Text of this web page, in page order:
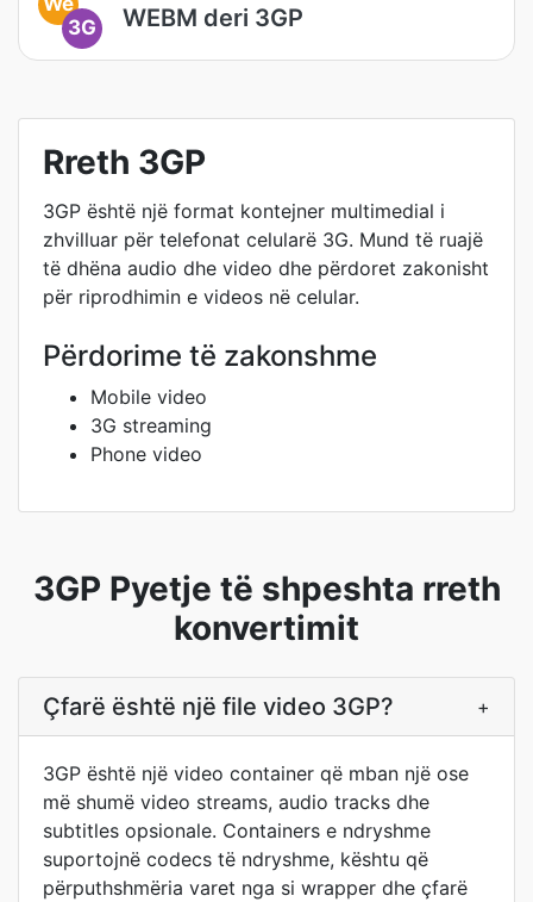
3G
WEBM deri 3GP
Rreth 3GP
3GP është një format kontejner multimedial i
zhvilluar për telefonat celularë 3G. Mund të ruajë
të dhëna audio dhe video dhe përdoret zakonisht
për riprodhimin e videos në celular.
Përdorime të zakonshme
Mobile video
3G streaming
Phone video
3GP Pyetje të shpeshta rreth
konvertimit
Çfarë është një file video 3GP? +
3GP është një video container që mban një ose
më shumë video streams, audio tracks dhe
subtitles opsionale. Containers e ndryshme
suportojnë codecs të ndryshme, kështu që
përputhshmëria varet nga si wrapper dhe çfarë